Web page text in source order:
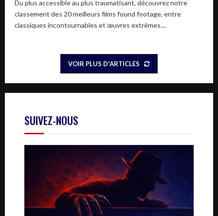
Du plus accessible au plus traumatisant, découvrez notre
classement des 20 meilleurs films found footage, entre
classiques incontournables et œuvres extrêmes....
VOIR PLUS D'ARTICLES
SUIVEZ-NOUS